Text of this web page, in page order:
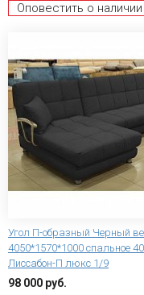
Оповестить о наличии
Угол П-образный Черный
4050*1570*1000 спальное
Лиссабон-П люкс 1/9
98 000 руб.